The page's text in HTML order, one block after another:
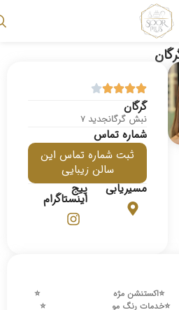
گرگان
نبش گرگانجدید 7
شماره تماس
ثبت شماره تماس این
سالن زیبایی
مسیریابی
پیج
اینستاگرام
⭐️اکستنشن مژه
⭐️
⭐️خدمات رنگ مو
⭐️